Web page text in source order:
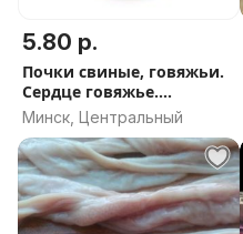
5.80 р.
Почки свиные, говяжьи.
Сердце говяжье.
Субпродукты говяжьи,
свиные. Корма для собак
и кошек.
Минск, Центральный